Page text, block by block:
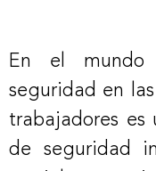
En el mundo
seguridad en
trabajadores es
de seguridad